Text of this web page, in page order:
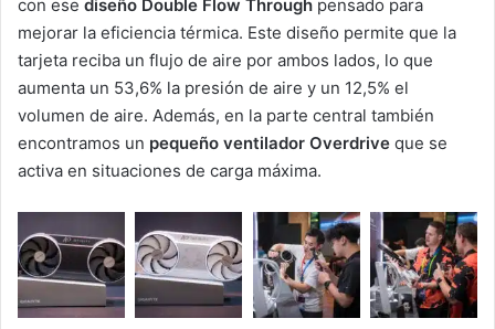
con ese diseño Double Flow Through pensado para
mejorar la eficiencia térmica. Este diseño permite que la
tarjeta reciba un flujo de aire por ambos lados, lo que
aumenta un 53,6% la presión de aire y un 12,5% el
volumen de aire. Además, en la parte central también
encontramos un pequeño ventilador Overdrive que se
activa en situaciones de carga máxima.